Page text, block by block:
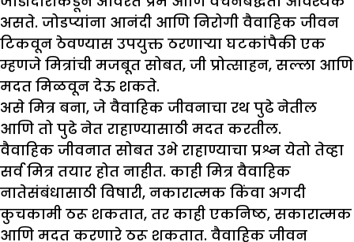
असते. जोडप्यांना आनंदी आणि निरोगी वैवाहिक जीवन
टिकवून ठेवण्यास उपयुक्त ठरणाऱ्या घटकांपैकी एक
म्हणजे मित्रांची मजबूत सोबत, जी प्रोत्साहन, सल्ला आणि
मदत मिळवून देऊ शकते.
असे मित्र बना, जे वैवाहिक जीवनाचा रथ पुढे नेतील
आणि तो पुढे नेत राहाण्यासाठी मदत करतील.
वैवाहिक जीवनात सोबत उभे राहाण्याचा प्रश्न येतो तेव्हा
सर्व मित्र तयार होत नाहीत. काही मित्र वैवाहिक
नातेसंबंधासाठी विषारी, नकारात्मक किंवा अगदी
कुचकामी ठरू शकतात, तर काही एकनिष्ठ, सकारात्मक
आणि मदत करणारे ठरू शकतात. वैवाहिक जीवन